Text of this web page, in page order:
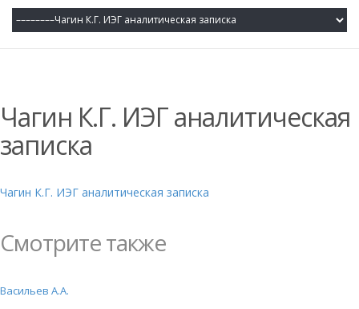
Чагин К.Г. ИЭГ аналитическая
записка
Чагин К.Г. ИЭГ аналитическая записка
Смотрите также
Васильев А.А.